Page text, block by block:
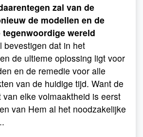
zal van de
de modellen en de
wereld
bevestigen dat in het
de ultieme oplossing ligt voor
en de remedie voor alle
van de huidige tijd. Want de
elke volmaaktheid is eerst
van Hem al het noodzakelijke